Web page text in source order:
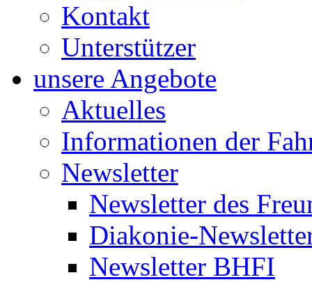
Kontakt
Unterstützer
unsere Angebote
Aktuelles
Informationen der
Newsletter
Newsletter des
Diakonie-
Newsletter BHFI